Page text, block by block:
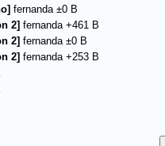
fernanda ±0 B
2] fernanda +461 B
2] fernanda ±0 B
2] fernanda +253 B